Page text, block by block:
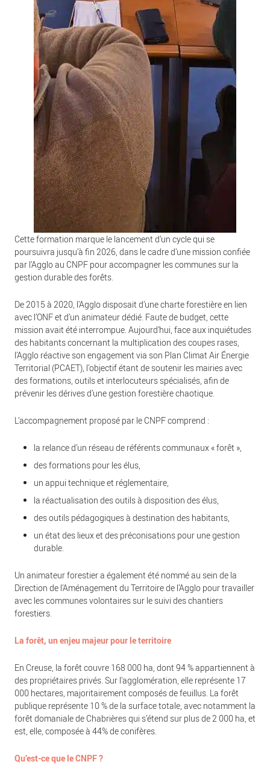
Cette formation marque le lancement d’un cycle qui se
poursuivra jusqu’à fin 2026, dans le cadre d’une mission confiée
par l’Agglo au CNPF pour accompagner les communes sur la
gestion durable des forêts.
De 2015 à 2020, l’Agglo disposait d’une charte forestière en lien
avec l’ONF et d’un animateur dédié. Faute de budget, cette
mission avait été interrompue. Aujourd’hui, face aux inquiétudes
des habitants concernant la multiplication des coupes rases,
l’Agglo réactive son engagement via son Plan Climat Air Énergie
Territorial (PCAET), l’objectif étant de soutenir les mairies avec
des formations, outils et interlocuteurs spécialisés, afin de
prévenir les dérives d’une gestion forestière chaotique.
L’accompagnement proposé par le CNPF comprend :
la relance d’un réseau de référents communaux « forêt »,
des formations pour les élus,
un appui technique et réglementaire,
la réactualisation des outils à disposition des élus,
des outils pédagogiques à destination des habitants,
un état des lieux et des préconisations pour une gestion
durable.
Un animateur forestier a également été nommé au sein de la
Direction de l’Aménagement du Territoire de l’Agglo pour travailler
avec les communes volontaires sur le suivi des chantiers
forestiers.
La forêt, un enjeu majeur pour le territoire
En Creuse, la forêt couvre 168 000 ha, dont 94 % appartiennent à
des propriétaires privés. Sur l’agglomération, elle représente 17
000 hectares, majoritairement composés de feuillus. La forêt
publique représente 10 % de la surface totale, avec notamment la
forêt domaniale de Chabrières qui s’étend sur plus de 2 000 ha, et
est, elle, composée à 44% de conifères.
Qu’est-ce que le CNPF ?